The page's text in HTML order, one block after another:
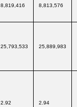
8,819,416 8,813,576
25,793,533 25,889,983
2.92 2.94